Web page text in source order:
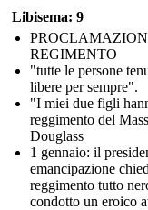
Libisema: 9
REGIMENTO
"tutte le persone
libere per sempre".
"I miei due figli
reggimento del
Douglass
1 gennaio: il
emancipazione
reggimento tutto
condotto un eroico